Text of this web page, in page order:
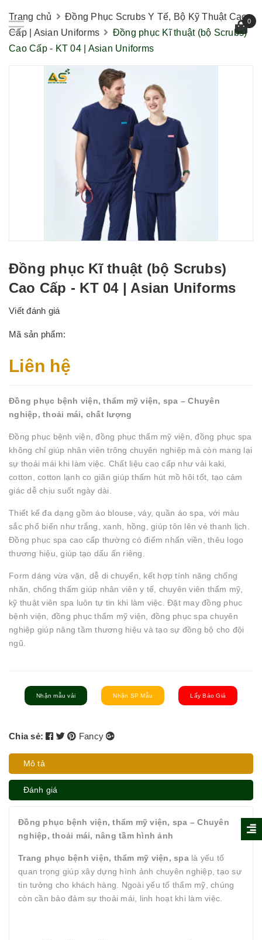
0
Trang chủ
Đồng Phục Scrubs Y Tế, Bộ Kỹ Thuật Cao
Cấp | Asian Uniforms
Đồng phục Kĩ thuật (bộ Scrubs)
Cao Cấp - KT 04 | Asian Uniforms
Đồng phục Kĩ thuật (bộ Scrubs)
Cao Cấp - KT 04 | Asian Uniforms
Viết đánh giá
Mã sản phẩm:
Liên hệ
Đồng phục bệnh viện, thẩm mỹ viện, spa – Chuyên
nghiệp, thoải mái, chất lượng
Đồng phục bệnh viện, đồng phục thẩm mỹ viện, đồng phục spa
không chỉ giúp nhân viên trông chuyên nghiệp mà còn mang lại
sự thoải mái khi làm việc. Chất liệu cao cấp như vải kaki,
cotton, cotton lạnh co giãn giúp thấm hút mồ hôi tốt, tạo cảm
giác dễ chịu suốt ngày dài.
Thiết kế đa dạng gồm áo blouse, váy, quần áo spa, với màu
sắc phổ biến như trắng, xanh, hồng, giúp tôn lên vẻ thanh lịch.
Đồng phục spa cao cấp thường có điểm nhấn viền, thêu logo
thương hiệu, giúp tạo dấu ấn riêng.
Form dáng vừa vặn, dễ di chuyển, kết hợp tính năng chống
nhăn, chống thấm giúp nhân viên y tế, chuyên viên thẩm mỹ,
kỹ thuật viên spa luôn tự tin khi làm việc. Đặt may đồng phục
bệnh viện, đồng phục thẩm mỹ viện, đồng phục spa chuyên
nghiệp giúp nâng tầm thương hiệu và tạo sự đồng bộ cho đội
ngũ.
Nhận mẫu vải Nhận SP Mẫu Lấy Báo Giá
Chia sẻ: Fancy
Mô tả
Đánh giá
Đồng phục bệnh viện, thẩm mỹ viện, spa – Chuyên
nghiệp, thoải mái, nâng tầm hình ảnh
Trang phục bệnh viện, thẩm mỹ viện, spalà yếu tố
quan trọng giúp xây dựng hình ảnh chuyên nghiệp, tạo sự
tin tưởng cho khách hàng. Ngoài yếu tố thẩm mỹ, chúng
còn cần bảo đảm sự thoải mái, linh hoạt khi làm việc.